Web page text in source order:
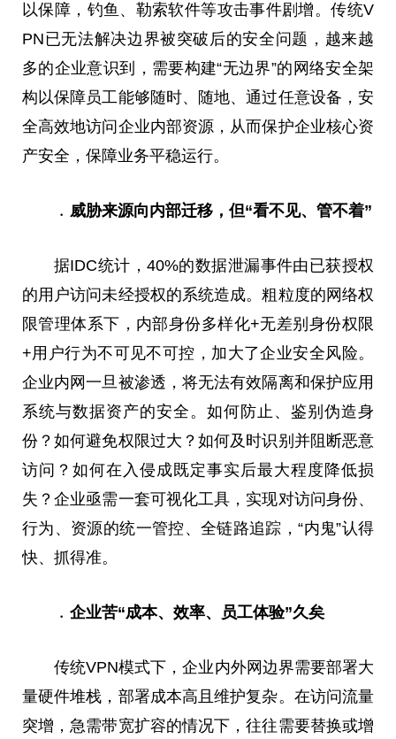
以保障，钓鱼、勒索软件等攻击事件剧增。传统V
PN已无法解决边界被突破后的安全问题，越来越
多的企业意识到，需要构建“无边界”的网络安全架
构以保障员工能够随时、随地、通过任意设备，安
全高效地访问企业内部资源，从而保护企业核心资
产安全，保障业务平稳运行。
﹒威胁来源向内部迁移，但“看不见、管不着”
据IDC统计，40%的数据泄漏事件由已获授权
的用户访问未经授权的系统造成。粗粒度的网络权
限管理体系下，内部身份多样化+无差别身份权限
+用户行为不可见不可控，加大了企业安全风险。
企业内网一旦被渗透，将无法有效隔离和保护应用
系统与数据资产的安全。如何防止、鉴别伪造身
份？如何避免权限过大？如何及时识别并阻断恶意
访问？如何在入侵成既定事实后最大程度降低损
失？企业亟需一套可视化工具，实现对访问身份、
行为、资源的统一管控、全链路追踪，“内鬼”认得
快、抓得准。
﹒企业苦“成本、效率、员工体验”久矣
传统VPN模式下，企业内外网边界需要部署大
量硬件堆栈，部署成本高且维护复杂。在访问流量
突增，急需带宽扩容的情况下，往往需要替换或增